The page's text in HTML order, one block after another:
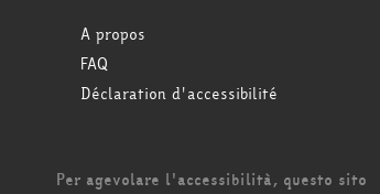
A propos
FAQ
Déclaration d'accessibilité
Per agevolare l'accessibilità, questo sito